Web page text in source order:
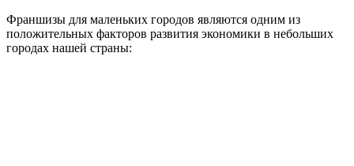
Франшизы для маленьких городов являются одним из
положительных факторов развития экономики в небольших
городах нашей страны: